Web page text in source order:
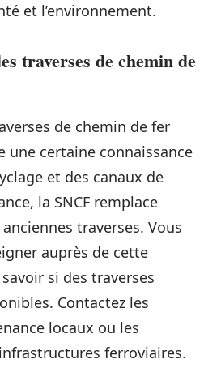
et l’environnement.
traverses de chemin de
de chemin de fer
une certaine connaissance
et des canaux de
la SNCF remplace
traverses. Vous
auprès de cette
si des traverses
Contactez les
locaux ou les
ferroviaires.